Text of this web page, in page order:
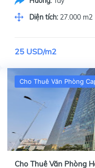
Diện tích: 27.000 m2
25 USD/m2
Cho Thuê Văn Phòng
Cho Thuê Văn Phòng